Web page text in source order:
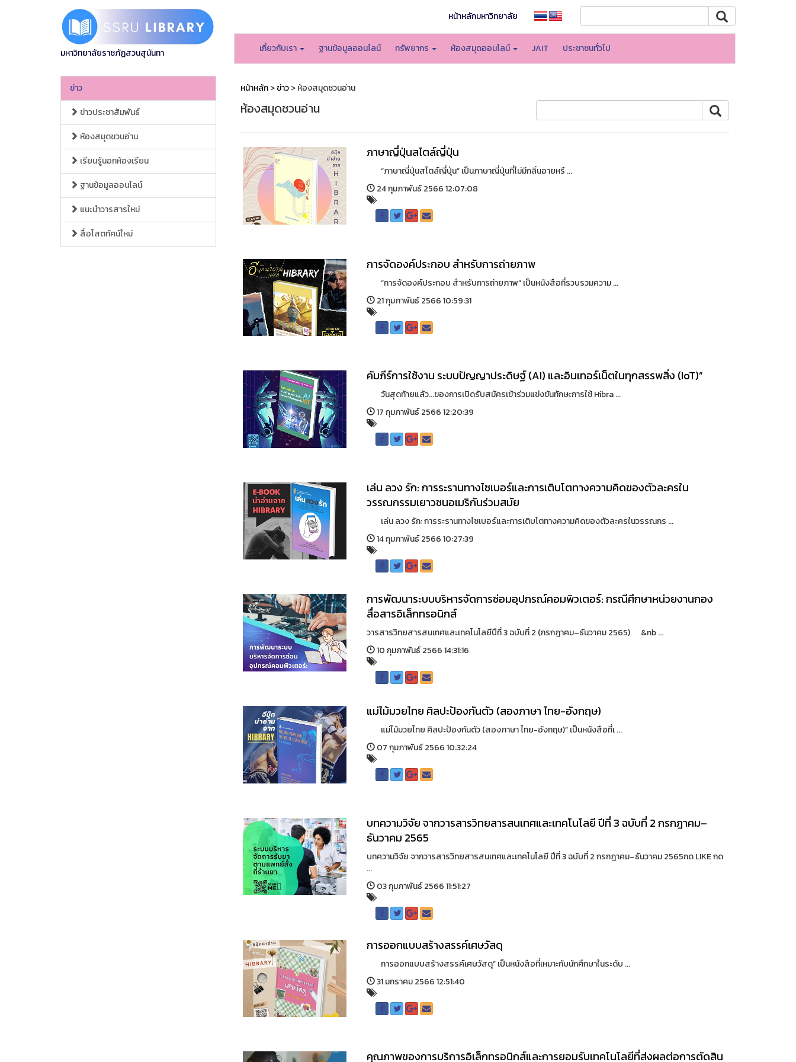
มหาวิทยาลัยราชภัฏสวนสุนันทา
หน้าหลักมหาวิทยาลัย
เกี่ยวกับเรา ฐานข้อมูลออนไลน์ ทรัพยากร ห้องสมุดออนไลน์ JAIT ประชาชนทั่วไป
ข่าว
ข่าวประชาสัมพันธ์
ห้องสมุดชวนอ่าน
เรียนรู้นอกห้องเรียน
ฐานข้อมูลออนไลน์
แนะนำวารสารใหม่
สื่อโสตทัศน์ใหม่
หน้าหลัก>ข่าว> ห้องสมุดชวนอ่าน
ห้องสมุดชวนอ่าน
ภาษาญี่ปุ่นสไตล์ญี่ปุ่น
“ภาษาญี่ปุ่นสไตล์ญี่ปุ่น” เป็นภาษาญี่ปุ่นที่ไม่มีกลิ่นอายหรื ...
24 กุมภาพันธ์ 2566 12:07:08
การจัดองค์ประกอบ สำหรับการถ่ายภาพ
“การจัดองค์ประกอบ สำหรับการถ่ายภาพ” เป็นหนังสือที่รวบรวมความ ...
21 กุมภาพันธ์ 2566 10:59:31
คัมภีร์การใช้งาน ระบบปัญญาประดิษฐ์ (AI) และอินเทอร์เน็ตในทุกสรรพสิ่ง (IoT)”
วันสุดท้ายแล้ว...ของการเปิดรับสมัครเข้าร่วมแข่งขันทักษะการใช้ Hibra ...
17 กุมภาพันธ์ 2566 12:20:39
เล่น ลวง รัก: การระรานทางไซเบอร์และการเติบโตทางความคิดของตัวละครใน
วรรณกรรมเยาวชนอเมริกันร่วมสมัย
เล่น ลวง รัก: การระรานทางไซเบอร์และการเติบโตทางความคิดของตัวละครในวรรณกร ...
14 กุมภาพันธ์ 2566 10:27:39
การพัฒนาระบบบริหารจัดการซ่อมอุปกรณ์คอมพิวเตอร์: กรณีศึกษาหน่วยงานกอง
สื่อสารอิเล็กทรอนิกส์
วารสารวิทยสารสนเทศและเทคโนโลยีปีที่ 3 ฉบับที่ 2 (กรกฎาคม–ธันวาคม 2565) &nb ...
10 กุมภาพันธ์ 2566 14:31:16
แม่ไม้มวยไทย ศิลปะป้องกันตัว (สองภาษา ไทย-อังกฤษ)
แม่ไม้มวยไทย ศิลปะป้องกันตัว (สองภาษา ไทย-อังกฤษ)” เป็นหนังสือที่เ ...
07 กุมภาพันธ์ 2566 10:32:24
บทความวิจัย จากวารสารวิทยสารสนเทศและเทคโนโลยี ปีที่ 3 ฉบับที่ 2 กรกฎาคม–
ธันวาคม 2565
บทความวิจัย จากวารสารวิทยสารสนเทศและเทคโนโลยี ปีที่ 3 ฉบับที่ 2 กรกฎาคม–ธันวาคม 2565กด LIKE กด
...
03 กุมภาพันธ์ 2566 11:51:27
การออกแบบสร้างสรรค์เศษวัสดุ
การออกแบบสร้างสรรค์เศษวัสดุ” เป็นหนังสือที่เหมาะกับนักศึกษาในระดับ ...
31 มกราคม 2566 12:51:40
คุณภาพของการบริการอิเล็กทรอนิกส์และการยอมรับเทคโนโลยีที่ส่งผลต่อการตัดสิน